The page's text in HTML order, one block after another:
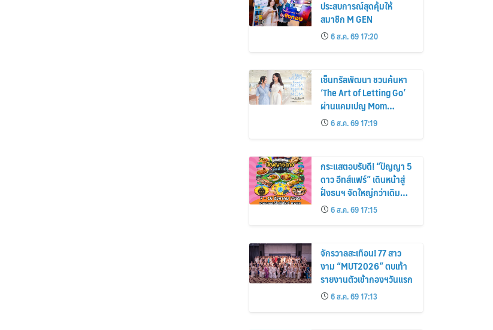
ประสบการณ์สุดคุ้มให้
สมาชิก M GEN
6 ส.ค. 69 17:20
เซ็นทรัลพัฒนา ชวนค้นหา
‘The Art of Letting Go’
ผ่านแคมเปญ Mom
Moments: Proud Mom.
Proud of My Mom.
6 ส.ค. 69 17:19
กระแสตอบรับดี! “ปัญญา 5
ดาว อีทส์แฟร์” เดินหน้าสู่
ฝั่งธนฯ จัดใหญ่กว่าเดิม
ร้านเด็ดเพิ่ม อิ่มฟิน 10 วัน
เต็ม!
6 ส.ค. 69 17:15
จักรวาลสะเทือน! 77 สาว
งาม “MUT2026” ตบเท้า
รายงานตัวเข้ากองฯวันแรก
6 ส.ค. 69 17:13